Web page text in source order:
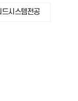
드시스템전공